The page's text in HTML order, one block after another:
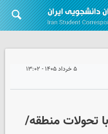
۵ خرداد ۱۴۰۵ - ۱۳:۰۲
تحولات منطقه/